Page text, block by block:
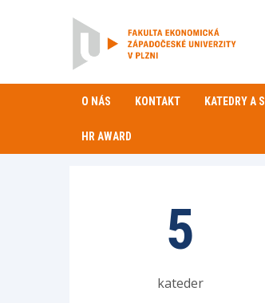
O NÁS KONTAKT KATEDRY A
HR AWARD
5
kateder